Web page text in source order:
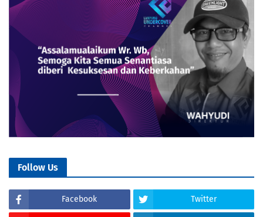
Follow Us
Facebook Twitter